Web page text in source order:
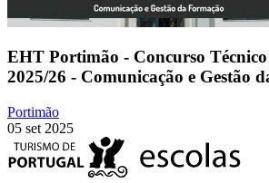
EHT Portimão - Concurso Técnico
2025/26 - Comunicação e Gestão
Portimão
05 set 2025